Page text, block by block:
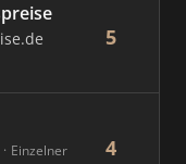
5
Einzelner
4